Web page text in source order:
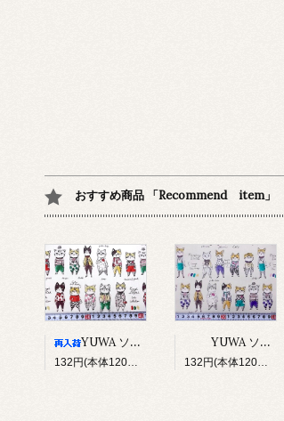
おすすめ商品 「Recommend item」
YUWA ソバカスキッズ Rough sketch（アイボリー）
132円(本体120円、税12円)
YUWA ソバカスキッズ Rough sketch（ライトグレージュ）
132円(本体120円、税12円)